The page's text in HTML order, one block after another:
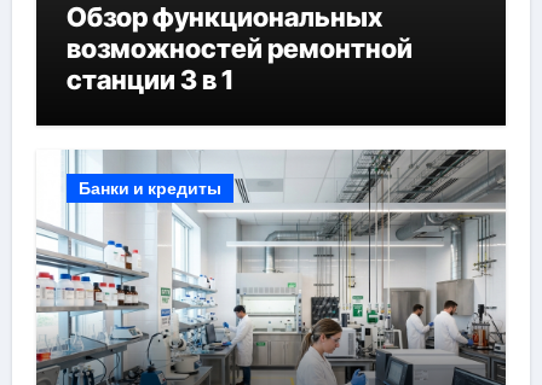
Обзор функциональных
возможностей ремонтной
станции 3 в 1
Банки и кредиты